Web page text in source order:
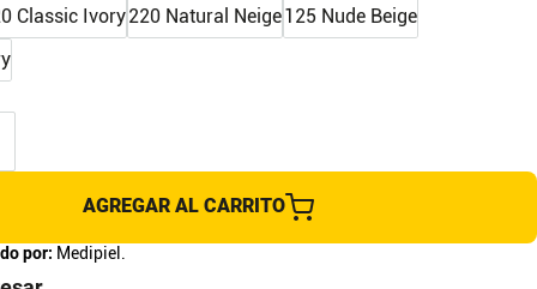
Classic Ivory220 Natural Neige125 Nude Beige
AGREGAR AL CARRITO
por: Medipiel.